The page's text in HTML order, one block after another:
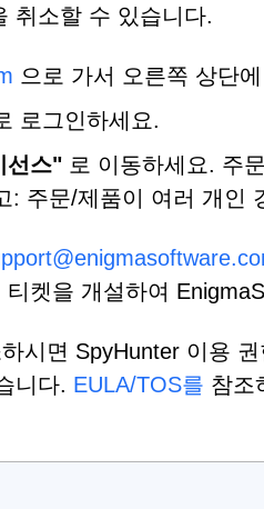
취소할 수 있습니다.
으로 가서 오른쪽 상단
로그인하세요.
선스" 로 이동하세요. 주
: 주문/제품이 여러 개인
켓을 개설하여
시면 SpyHunter 이용
니다. EULA/TOS를 참조